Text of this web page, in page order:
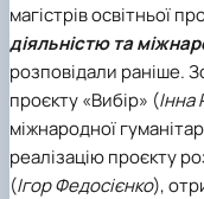
магістрів освітньої
діяльністю та
розповідали раніше.
проєкту«Вибір» (Інна
міжнародної
реалізацію проєкту
(Ігор Федосієнко),